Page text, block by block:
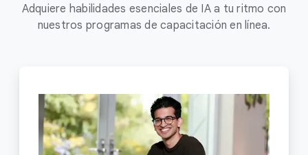
Adquiere habilidades esenciales de IA a tu ritmo con
nuestros programas de capacitación en línea.